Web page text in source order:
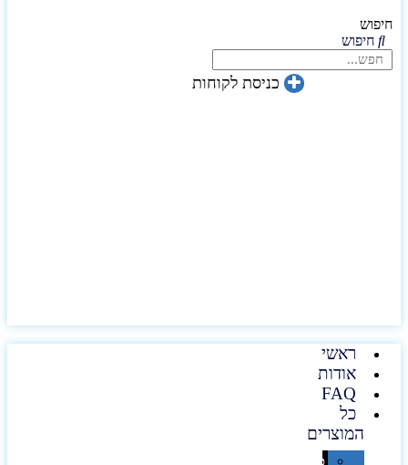
חיפוש
חיפוש
כניסת לקוחות
ראשי
אודות
FAQ
כל
המוצרים
טכנולוגיה